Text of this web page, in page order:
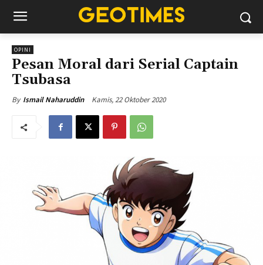
OPINI
Pesan Moral dari Serial Captain
Tsubasa
By Ismail Naharuddin Kamis, 22 Oktober 2020